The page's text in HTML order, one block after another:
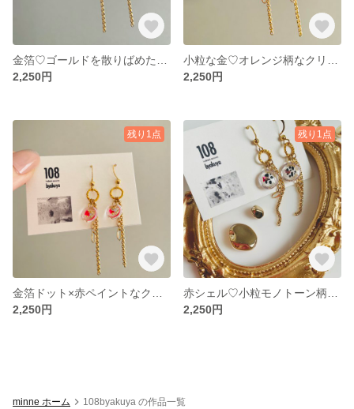
2,250円
2,250円
残り1点
2,250円
残り1点
2,250円
minne ホーム 108byakuya の作品一覧